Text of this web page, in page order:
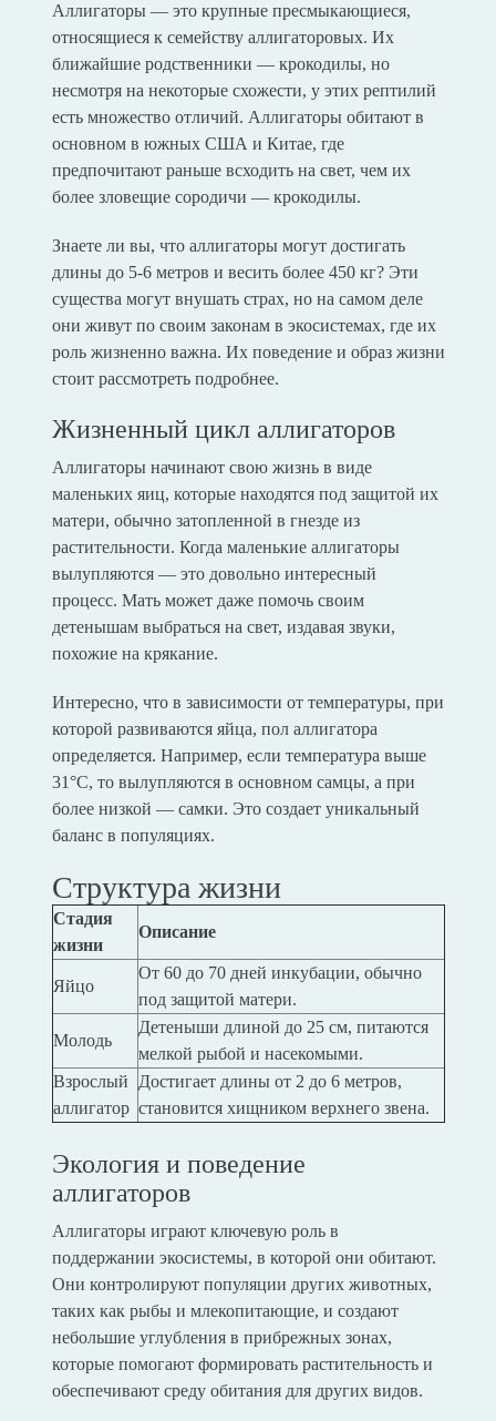
Аллигаторы — это крупные пресмыкающиеся,
относящиеся к семейству аллигаторовых. Их
ближайшие родственники — крокодилы, но
несмотря на некоторые схожести, у этих рептилий
есть множество отличий. Аллигаторы обитают в
основном в южных США и Китае, где
предпочитают раньше всходить на свет, чем их
более зловещие сородичи — крокодилы.
Знаете ли вы, что аллигаторы могут достигать
длины до 5-6 метров и весить более 450 кг? Эти
существа могут внушать страх, но на самом деле
они живут по своим законам в экосистемах, где их
роль жизненно важна. Их поведение и образ жизни
стоит рассмотреть подробнее.
Жизненный цикл аллигаторов
Аллигаторы начинают свою жизнь в виде
маленьких яиц, которые находятся под защитой их
матери, обычно затопленной в гнезде из
растительности. Когда маленькие аллигаторы
вылупляются — это довольно интересный
процесс. Мать может даже помочь своим
детенышам выбраться на свет, издавая звуки,
похожие на крякание.
Интересно, что в зависимости от температуры, при
которой развиваются яйца, пол аллигатора
определяется. Например, если температура выше
31°C, то вылупляются в основном самцы, а при
более низкой — самки. Это создает уникальный
баланс в популяциях.
Структура жизни
Стадия
жизни
Описание
Яйцо
От 60 до 70 дней инкубации, обычно
под защитой матери.
Молодь
Детеныши длиной до 25 см, питаются
мелкой рыбой и насекомыми.
Взрослый
аллигатор
Достигает длины от 2 до 6 метров,
становится хищником верхнего звена.
Экология и поведение
аллигаторов
Аллигаторы играют ключевую роль в
поддержании экосистемы, в которой они обитают.
Они контролируют популяции других животных,
таких как рыбы и млекопитающие, и создают
небольшие углубления в прибрежных зонах,
которые помогают формировать растительность и
обеспечивают среду обитания для других видов.